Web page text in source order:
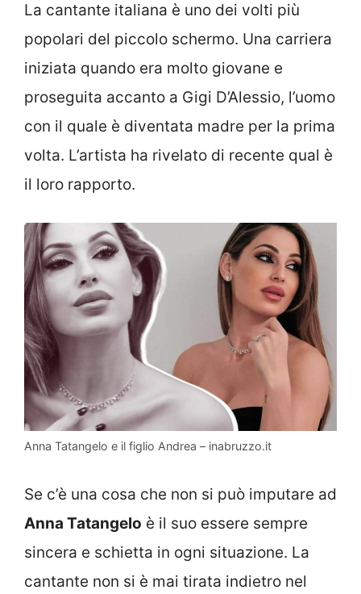
La cantante italiana è uno dei volti più
popolari del piccolo schermo. Una carriera
iniziata quando era molto giovane e
proseguita accanto a Gigi D’Alessio, l’uomo
con il quale è diventata madre per la prima
volta. L’artista ha rivelato di recente qual è
il loro rapporto.
Anna Tatangelo e il figlio Andrea – inabruzzo.it
Se c’è una cosa che non si può imputare ad
Anna Tatangelo è il suo essere sempre
sincera e schietta in ogni situazione. La
cantante non si è mai tirata indietro nel